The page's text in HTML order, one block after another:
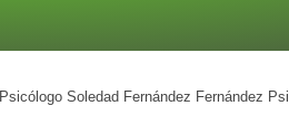
Psicólogo Soledad Fernández Fernández